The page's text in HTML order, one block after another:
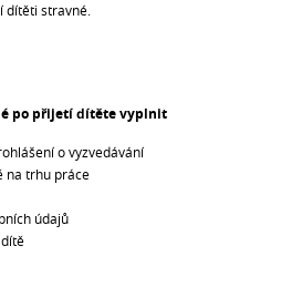
dítěti stravné.
po přijetí dítěte vyplnit
o vyzvedávání
na trhu práce
údajů